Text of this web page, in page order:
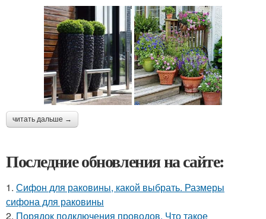
читать дальше →
Последние обновления на сайте:
1. Сифон для раковины, какой выбрать. Размеры
сифона для раковины
2. Порядок подключения проводов. Что такое